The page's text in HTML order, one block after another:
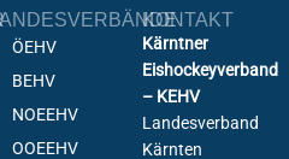
ÖEHV
BEHV
NOEEHV
OOEEHV
KONTAKT
Kärntner
Eishockeyverband
– KEHV
Landesverband
Kärnten